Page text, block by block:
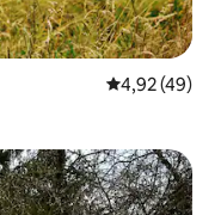
4,92 ud af 5 i
4,92 (49)